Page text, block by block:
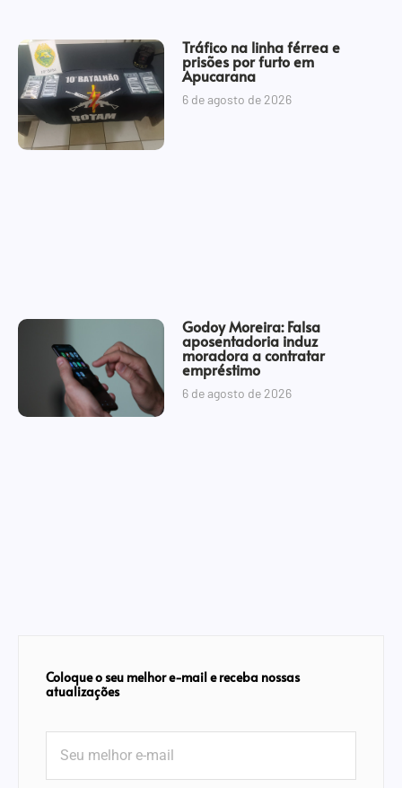
Tráfico na linha férrea e
prisões por furto em
Apucarana
6 de agosto de 2026
Godoy Moreira: Falsa
aposentadoria induz
moradora a contratar
empréstimo
6 de agosto de 2026
Coloque o seu melhor e-mail e receba nossas
atualizações